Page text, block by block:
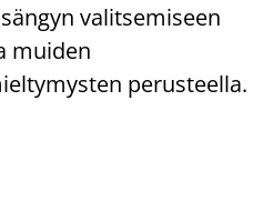
valitsemiseen
muiden
perusteella.